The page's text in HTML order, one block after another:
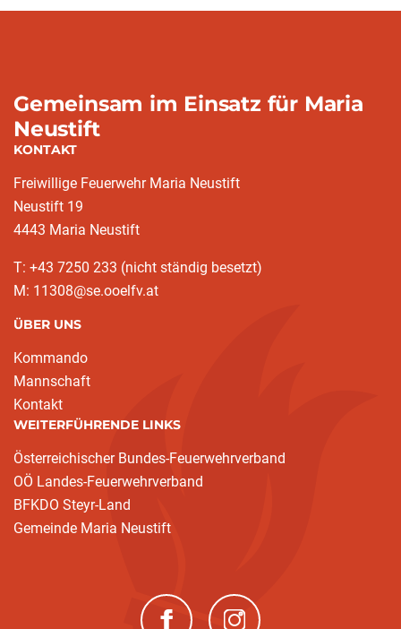
Gemeinsam im Einsatz für Maria
Neustift
KONTAKT
Freiwillige Feuerwehr Maria Neustift
Neustift 19
4443 Maria Neustift
T: +43 7250 233 (nicht ständig besetzt)
M: 11308@se.ooelfv.at
ÜBER UNS
Kommando
Mannschaft
Kontakt
WEITERFÜHRENDE LINKS
Österreichischer Bundes-Feuerwehrverband
OÖ Landes-Feuerwehrverband
BFKDO Steyr-Land
Gemeinde Maria Neustift